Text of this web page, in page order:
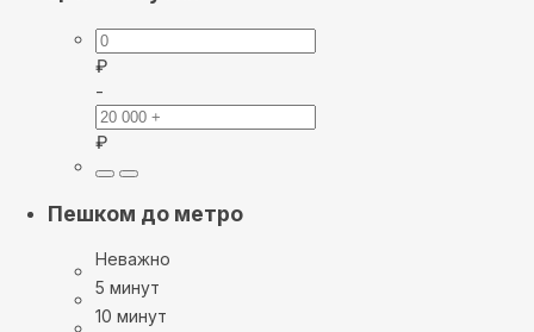
₽
-
₽
Пешком до метро
Неважно
5 минут
10 минут